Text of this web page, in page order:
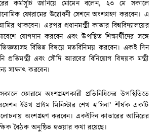
কর্মসূচি জানিয়ে মোমেন বলেন, ২৩ মে সকালে
ফোরামের উদ্বোধনী সেশনে অংশগ্রহণ করবেন। এ
থাকবেন। এরপর প্রধানমন্ত্রী কাতার বিশ্ববিদ্যালয়ের
যোগদান করবেন এবং উপস্থিত শিক্ষার্থীদের সঙ্গে
বিভিন্ন বিষয়ে মতবিনিময় করবেন। একই দিন
প্রতিমন্ত্রী এবং সৌদি আরবের বিনিয়োগ বিষয়ক মন্ত্রী
সাক্ষাৎ করবেন।
ফোরামে অংশগ্রহণকারী প্রতিনিধিদের উপস্থিতিতে
ইউথ প্রাইম মিনিস্টার শেখ হাসিনা’ শীর্ষক একটি
অংশগ্রহণ করবেন। একইদিন কাতারের আমিরের
বৈঠক অনুষ্ঠিত হওয়ার কথা রয়েছে।